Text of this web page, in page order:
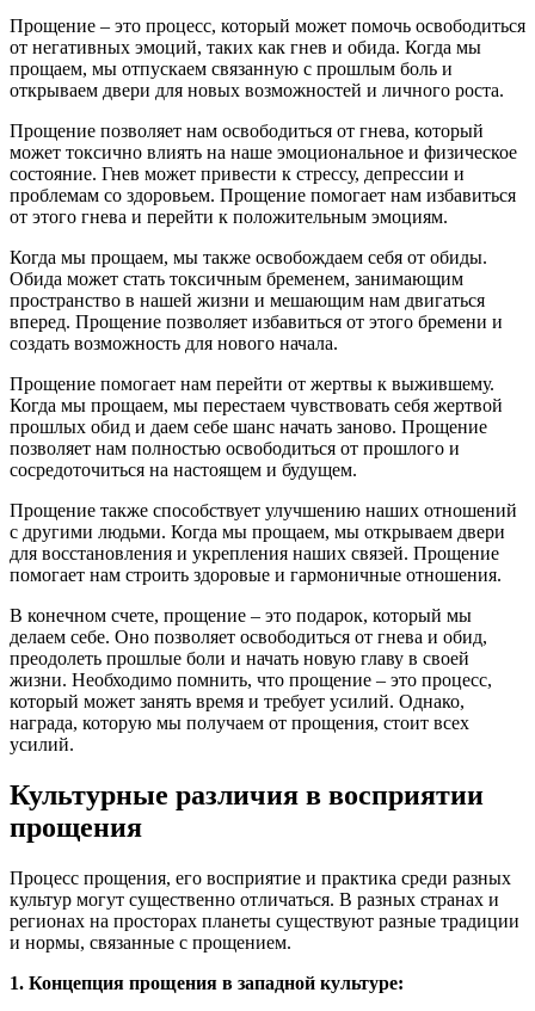
Прощение – это процесс, который может помочь освободиться
от негативных эмоций, таких как гнев и обида. Когда мы
прощаем, мы отпускаем связанную с прошлым боль и
открываем двери для новых возможностей и личного роста.
Прощение позволяет нам освободиться от гнева, который
может токсично влиять на наше эмоциональное и физическое
состояние. Гнев может привести к стрессу, депрессии и
проблемам со здоровьем. Прощение помогает нам избавиться
от этого гнева и перейти к положительным эмоциям.
Когда мы прощаем, мы также освобождаем себя от обиды.
Обида может стать токсичным бременем, занимающим
пространство в нашей жизни и мешающим нам двигаться
вперед. Прощение позволяет избавиться от этого бремени и
создать возможность для нового начала.
Прощение помогает нам перейти от жертвы к выжившему.
Когда мы прощаем, мы перестаем чувствовать себя жертвой
прошлых обид и даем себе шанс начать заново. Прощение
позволяет нам полностью освободиться от прошлого и
сосредоточиться на настоящем и будущем.
Прощение также способствует улучшению наших отношений
с другими людьми. Когда мы прощаем, мы открываем двери
для восстановления и укрепления наших связей. Прощение
помогает нам строить здоровые и гармоничные отношения.
В конечном счете, прощение – это подарок, который мы
делаем себе. Оно позволяет освободиться от гнева и обид,
преодолеть прошлые боли и начать новую главу в своей
жизни. Необходимо помнить, что прощение – это процесс,
который может занять время и требует усилий. Однако,
награда, которую мы получаем от прощения, стоит всех
усилий.
Культурные различия в восприятии
прощения
Процесс прощения, его восприятие и практика среди разных
культур могут существенно отличаться. В разных странах и
регионах на просторах планеты существуют разные традиции
и нормы, связанные с прощением.
1. Концепция прощения в западной культуре: